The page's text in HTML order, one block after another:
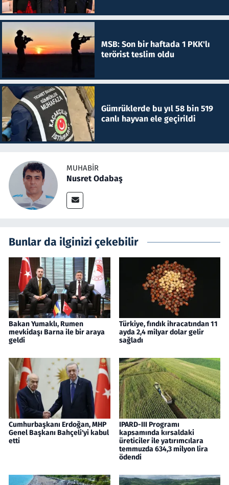
MSB: Son bir haftada 1 PKK'lı
terörist teslim oldu
Gümrüklerde bu yıl 58 bin 519
canlı hayvan ele geçirildi
MUHABIR
Nusret Odabaş
Bunlar da ilginizi çekebilir
Bakan Yumaklı, Rumen
mevkidaşı Barna ile bir araya
geldi
Türkiye, fındık ihracatından 11
ayda 2,4 milyar dolar gelir
sağladı
Cumhurbaşkanı Erdoğan, MHP
Genel Başkanı Bahçeli'yi kabul
etti
IPARD-III Programı
kapsamında kırsaldaki
üreticiler ile yatırımcılara
temmuzda 634,3 milyon lira
ödendi